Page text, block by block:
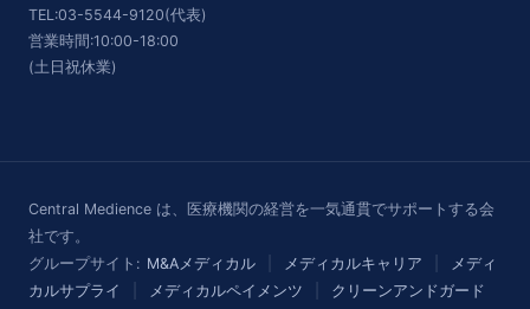
TEL:03-5544-9120(代表)
営業時間:10:00-18:00
(土日祝休業)
Central Medience は、医療機関の経営を一気通貫でサポートする会
社です。
グループサイト: M&Aメディカル メディカルキャリア
メディ
カルサプライ
メディカルペイメンツ クリーンアンドガード